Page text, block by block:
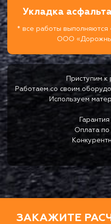
Укладка
* все работы выполняются
ООО
Приступим к
Работаем со своим
Используем
Оплата по
ЗАКАЖИТЕ